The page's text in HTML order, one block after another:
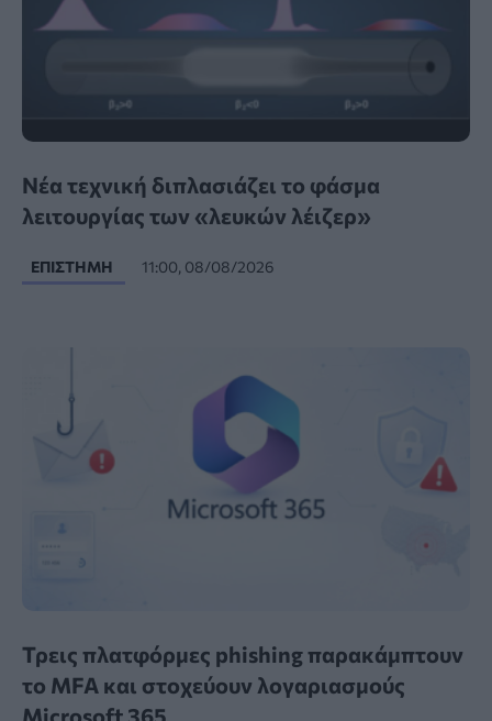
Νέα τεχνική διπλασιάζει το φάσμα
λειτουργίας των «λευκών λέιζερ»
ΕΠΙΣΤΉΜΗ 11:00, 08/08/2026
Τρεις πλατφόρμες phishing παρακάμπτουν
το MFA και στοχεύουν λογαριασμούς
Microsoft 365